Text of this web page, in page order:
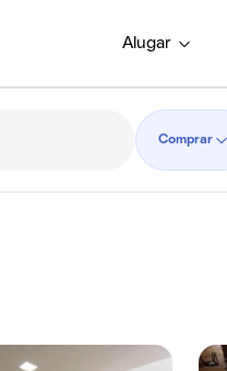
Alugar
Comprar